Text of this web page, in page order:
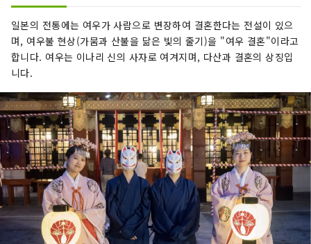
일본의 전통에는 여우가 사람으로 변장하여 결혼한다는 전설이 있으
며, 여우불 현상(가뭄과 산불을 닮은 빛의 줄기)을 "여우 결혼"이라고
합니다. 여우는 이나리 신의 사자로 여겨지며, 다산과 결혼의 상징입
니다.